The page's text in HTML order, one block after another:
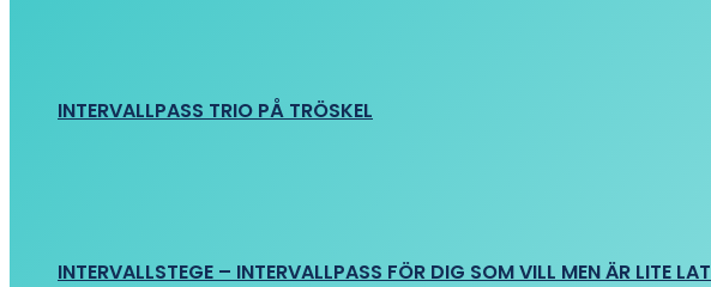
INTERVALLPASS TRIO PÅ TRÖSKEL
INTERVALLSTEGE – INTERVALLPASS FÖR DIG SOM VILL MEN ÄR LITE LAT